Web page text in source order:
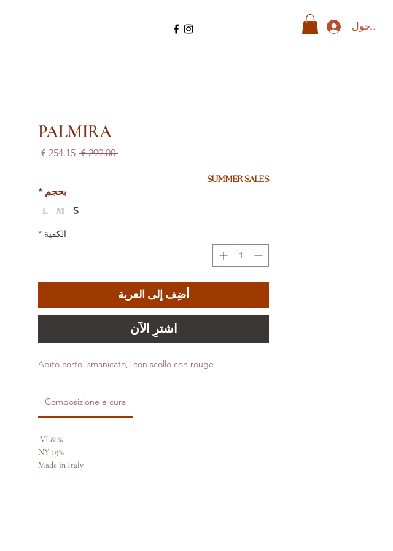
الدخول
PALMIRA
‏299.00 €
سعر
سعر
SUMMER SALES
بحجم *
S
M
L
الكمية *
أضِف إلى العربة
اشترِ الآن
Abito corto smanicato, con scollo con rouge
Composizione e cura
81% VI
19% NY
Made in Italy